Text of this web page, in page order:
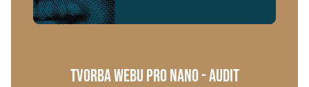
TVORBA WEBU PRO NANO - AUDIT